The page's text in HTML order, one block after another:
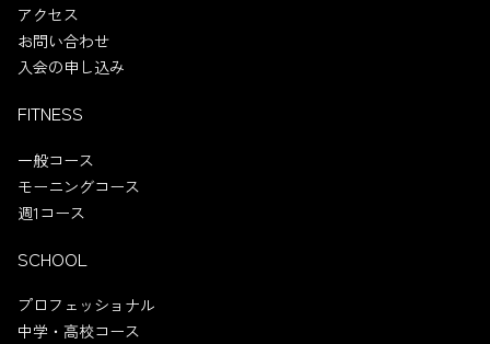
アクセス
お問い合わせ
入会の申し込み
FITNESS
一般コース
モーニングコース
週1コース
SCHOOL
プロフェッショナル
中学・高校コース